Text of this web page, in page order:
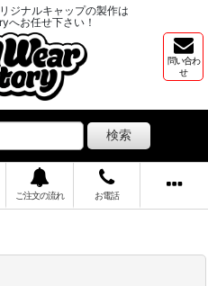
ジナルキャップの製作は
へお任せ下さい！
問い合わ
せ
検索
ご注文の流れ お電話